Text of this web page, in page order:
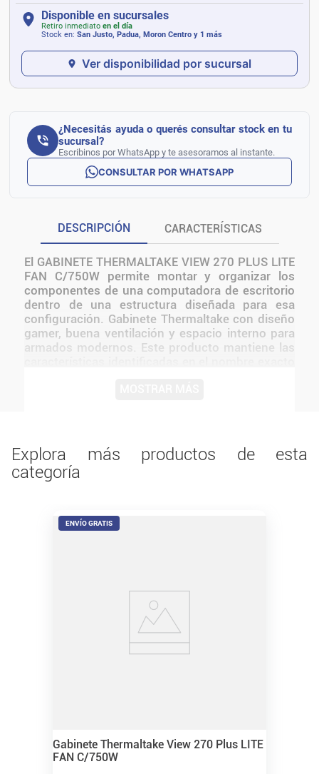
Disponible en sucursales
Retiro inmediato en el día
Stock en: San Justo, Padua, Moron Centro y 1 más
Ver disponibilidad por sucursal
¿Necesitás ayuda o querés consultar stock en tu
sucursal?
Escribinos por WhatsApp y te asesoramos al instante.
CONSULTAR POR WHATSAPP
DESCRIPCIÓN CARACTERÍSTICAS
El GABINETE THERMALTAKE VIEW 270 PLUS LITE
FAN C/750W permite montar y organizar los
componentes de una computadora de escritorio
dentro de una estructura diseñada para esa
configuración. Gabinete Thermaltake con diseño
gamer, buena ventilación y espacio interno para
armados modernos. Este producto mantiene las
alimentación y compatibilidad con el resto del
equipo.
Explora más productos de esta
categoría
ENVÍO GRATIS
Gabinete Thermaltake View 270 Plus LITE
FAN C/750W